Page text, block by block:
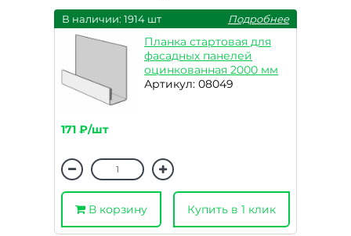
В наличии: 1914 шт Подробнее
Планка стартовая для
фасадных панелей
оцинкованная 2000 мм
Артикул: 08049
171 ₽/шт
В корзину Купить в 1 клик